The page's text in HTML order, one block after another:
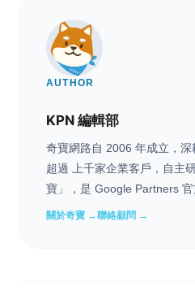
AUTHOR
KPN 編輯部
奇寶網路自 2006 年成立，
超過 上千家企業客戶，自主
寶」，是 Google Partners 官
關於奇寶 →聯絡顧問 →